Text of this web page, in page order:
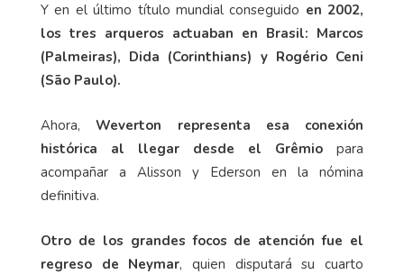
Y en el último título mundial conseguido en 2002,
los tres arqueros actuaban en Brasil: Marcos
(Palmeiras), Dida (Corinthians) y Rogério Ceni
(São Paulo).
Ahora,Weverton representa esa conexión
histórica al llegar desde el Grêmio para
acompañar a Alisson y Ederson en la nómina
definitiva.
Otro de los grandes focos de atención fue el
regreso de Neymar, quien disputará su cuarto